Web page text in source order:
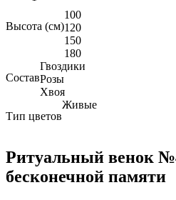
Высота (см)
100
120
150
180
Состав
Гвоздики
Розы
Хвоя
Тип цветов
Живые
Ритуальный венок
бесконечной памяти